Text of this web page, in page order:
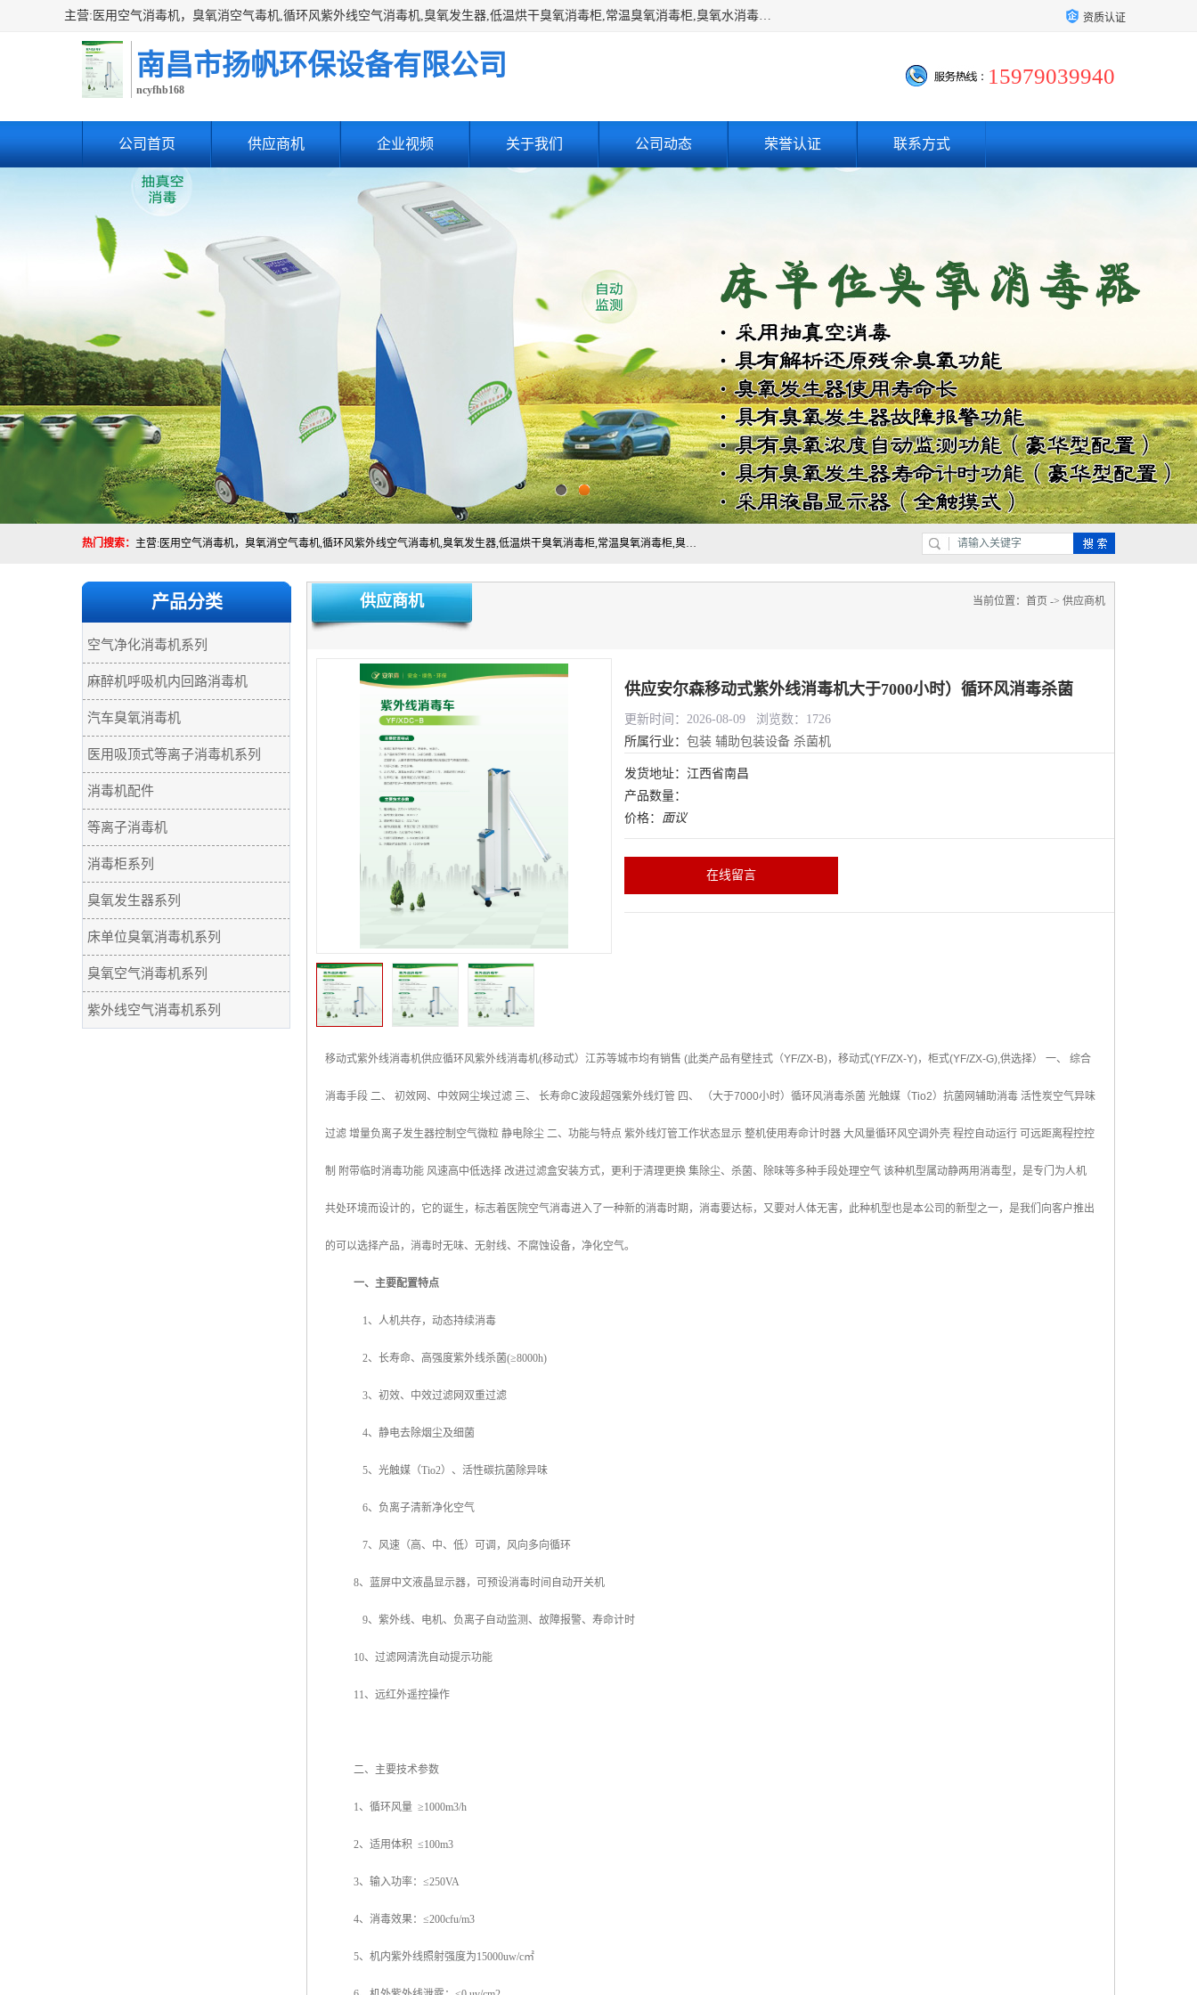
主营:医用空气消毒机，臭氧消空气毒机,循环风紫外线空气消毒机,臭氧发生器,低温烘干臭氧消毒柜,常温臭氧消毒柜,臭氧水消毒机,管道容器臭氧消毒机,内置式臭氧消毒机,外置式臭氧消毒机,床单位臭氧消毒器。医用工作服灭菌柜，医用拖鞋消毒柜,麻醉机内管路消毒机，呼吸机回路消毒机 资质认证
南昌市扬帆环保设备有限公司
ncyfhb168
15979039940
公司首页 供应商机 企业视频 关于我们 公司动态 荣誉认证 联系方式
热门搜索： 主营:医用空气消毒机，臭氧消空气毒机,循环风紫外线空气消毒机,臭氧发生器,低温烘干臭氧消毒柜,常温臭氧消毒柜,臭氧水消毒机,管道容器臭氧消毒机,内置式臭氧消毒机,外置式臭氧消毒机,床单位臭氧消毒器。医用工作服灭菌柜，医用拖鞋消毒柜,麻醉机内管路消毒机，呼吸机回路消毒机
产品分类
空气净化消毒机系列
麻醉机呼吸机内回路消毒机
汽车臭氧消毒机
医用吸顶式等离子消毒机系列
消毒机配件
等离子消毒机
消毒柜系列
臭氧发生器系列
床单位臭氧消毒机系列
臭氧空气消毒机系列
紫外线空气消毒机系列
供应商机 当前位置： 首页 -> 供应商机
供应安尔森移动式紫外线消毒机大于7000小时）循环风消毒杀菌
更新时间：2026-08-09 浏览数：1726
所属行业： 包装 辅助包装设备 杀菌机
发货地址：江西省南昌
产品数量：
价格： 面议
在线留言
移动式紫外线消毒机供应循环风紫外线消毒机(移动式）江苏等城市均有销售 (此类产品有壁挂式（YF/ZX-B)，移动式(YF/ZX-Y)，柜式(YF/ZX-G),供选择） 一、 综合
消毒手段 二、 初效网、中效网尘埃过滤 三、 长寿命C波段超强紫外线灯管 四、 （大于7000小时）循环风消毒杀菌 光触媒（Tio2）抗菌网辅助消毒 活性炭空气异味
过滤 增量负离子发生器控制空气微粒 静电除尘 二、功能与特点 紫外线灯管工作状态显示 整机使用寿命计时器 大风量循环风空调外壳 程控自动运行 可远距离程控控
制 附带临时消毒功能 风速高中低选择 改进过滤盒安装方式，更利于清理更换 集除尘、杀菌、除味等多种手段处理空气 该种机型属动静两用消毒型，是专门为人机
共处环境而设计的，它的诞生，标志着医院空气消毒进入了一种新的消毒时期，消毒要达标，又要对人体无害，此种机型也是本公司的新型之一，是我们向客户推出
的可以选择产品，消毒时无味、无射线、不腐蚀设备，净化空气。
一、主要配置特点
1、人机共存，动态持续消毒
2、长寿命、高强度紫外线杀菌(≥8000h)
3、初效、中效过滤网双重过滤
4、静电去除烟尘及细菌
5、光触媒（Tio2）、活性碳抗菌除异味
6、负离子清新净化空气
7、风速（高、中、低）可调，风向多向循环
8、 蓝屏中文液晶显示器，可预设消毒时间自动开关机
9、紫外线、电机、负离子自动监测、故障报警、寿命计时
10、过滤网清洗自动提示功能
11、远红外遥控操作
二、主要技术参数
1、循环风量 ≥1000m3/h
2、适用体积 ≤100m3
3、输入功率：≤250VA
4、消毒效果：≤200cfu/m3
5、机内紫外线照射强度为15000uw/c㎡